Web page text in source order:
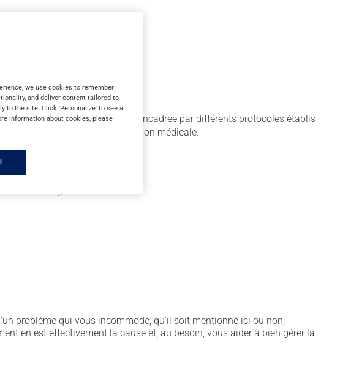
pour d'autres indications.
médical. Son utilisation est encadrée par différents protocoles établis
déterminés selon votre condition médicale.
secondaires), notamment :
problème qui vous incommode, qu'il soit mentionné ici ou non,
en est effectivement la cause et, au besoin, vous aider à bien gérer la
we use cookies to remember
and deliver content tailored to
to the site. Click 'Personalize' to see a
information about cookies, please